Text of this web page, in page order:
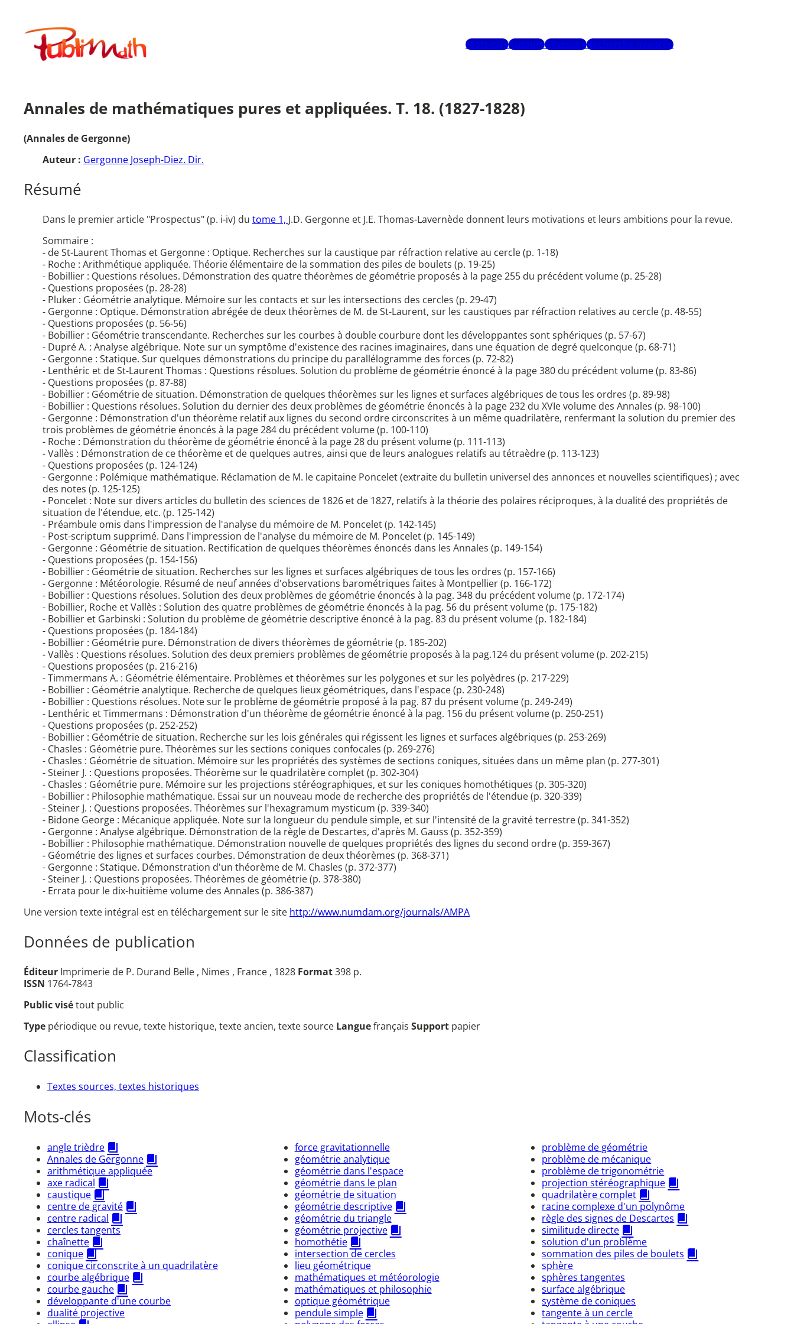
contenuPublimath
Mots-clésAuteursGlossaireRecherche avancée
Annales de mathématiques pures et appliquées. T. 18. (1827-1828)
(Annales de Gergonne)
Auteur : Gergonne Joseph-Diez. Dir.
Résumé
Dans le premier article "Prospectus" (p. i-iv) du tome 1, J.D. Gergonne et J.E. Thomas-Lavernède donnent leurs motivations et leurs ambitions pour la revue.
Sommaire :
- de St-Laurent Thomas et Gergonne : Optique. Recherches sur la caustique par réfraction relative au cercle (p. 1-18)
- Roche : Arithmétique appliquée. Théorie élémentaire de la sommation des piles de boulets (p. 19-25)
- Bobillier : Questions résolues. Démonstration des quatre théorèmes de géométrie proposés à la page 255 du précédent volume (p. 25-28)
- Questions proposées (p. 28-28)
- Pluker : Géométrie analytique. Mémoire sur les contacts et sur les intersections des cercles (p. 29-47)
- Gergonne : Optique. Démonstration abrégée de deux théorèmes de M. de St-Laurent, sur les caustiques par réfraction relatives au cercle (p. 48-55)
- Questions proposées (p. 56-56)
- Bobillier : Géométrie transcendante. Recherches sur les courbes à double courbure dont les développantes sont sphériques (p. 57-67)
- Dupré A. : Analyse algébrique. Note sur un symptôme d'existence des racines imaginaires, dans une équation de degré quelconque (p. 68-71)
- Gergonne : Statique. Sur quelques démonstrations du principe du parallélogramme des forces (p. 72-82)
- Lenthéric et de St-Laurent Thomas : Questions résolues. Solution du problème de géométrie énoncé à la page 380 du précédent volume (p. 83-86)
- Questions proposées (p. 87-88)
- Bobillier : Géométrie de situation. Démonstration de quelques théorèmes sur les lignes et surfaces algébriques de tous les ordres (p. 89-98)
- Bobillier : Questions résolues. Solution du dernier des deux problèmes de géométrie énoncés à la page 232 du XVIe volume des Annales (p. 98-100)
- Gergonne : Démonstration d'un théorème relatif aux lignes du second ordre circonscrites à un même quadrilatère, renfermant la solution du premier des
trois problèmes de géométrie énoncés à la page 284 du précédent volume (p. 100-110)
- Roche : Démonstration du théorème de géométrie énoncé à la page 28 du présent volume (p. 111-113)
- Vallès : Démonstration de ce théorème et de quelques autres, ainsi que de leurs analogues relatifs au tétraèdre (p. 113-123)
- Questions proposées (p. 124-124)
- Gergonne : Polémique mathématique. Réclamation de M. le capitaine Poncelet (extraite du bulletin universel des annonces et nouvelles scientifiques) ; avec
des notes (p. 125-125)
- Poncelet : Note sur divers articles du bulletin des sciences de 1826 et de 1827, relatifs à la théorie des polaires réciproques, à la dualité des propriétés de
situation de l'étendue, etc. (p. 125-142)
- Préambule omis dans l'impression de l'analyse du mémoire de M. Poncelet (p. 142-145)
- Post-scriptum supprimé. Dans l'impression de l'analyse du mémoire de M. Poncelet (p. 145-149)
- Gergonne : Géométrie de situation. Rectification de quelques théorèmes énoncés dans les Annales (p. 149-154)
- Questions proposées (p. 154-156)
- Bobillier : Géométrie de situation. Recherches sur les lignes et surfaces algébriques de tous les ordres (p. 157-166)
- Gergonne : Météorologie. Résumé de neuf années d'observations barométriques faites à Montpellier (p. 166-172)
- Bobillier : Questions résolues. Solution des deux problèmes de géométrie énoncés à la pag. 348 du précédent volume (p. 172-174)
- Bobillier, Roche et Vallès : Solution des quatre problèmes de géométrie énoncés à la pag. 56 du présent volume (p. 175-182)
- Bobillier et Garbinski : Solution du problème de géométrie descriptive énoncé à la pag. 83 du présent volume (p. 182-184)
- Questions proposées (p. 184-184)
- Bobillier : Géométrie pure. Démonstration de divers théorèmes de géométrie (p. 185-202)
- Vallès : Questions résolues. Solution des deux premiers problèmes de géométrie proposés à la pag.124 du présent volume (p. 202-215)
- Questions proposées (p. 216-216)
- Timmermans A. : Géométrie élémentaire. Problèmes et théorèmes sur les polygones et sur les polyèdres (p. 217-229)
- Bobillier : Géométrie analytique. Recherche de quelques lieux géométriques, dans l'espace (p. 230-248)
- Bobillier : Questions résolues. Note sur le problème de géométrie proposé à la pag. 87 du présent volume (p. 249-249)
- Lenthéric et Timmermans : Démonstration d'un théorème de géométrie énoncé à la pag. 156 du présent volume (p. 250-251)
- Questions proposées (p. 252-252)
- Bobillier : Géométrie de situation. Recherche sur les lois générales qui régissent les lignes et surfaces algébriques (p. 253-269)
- Chasles : Géométrie pure. Théorèmes sur les sections coniques confocales (p. 269-276)
- Chasles : Géométrie de situation. Mémoire sur les propriétés des systèmes de sections coniques, situées dans un même plan (p. 277-301)
- Steiner J. : Questions proposées. Théorème sur le quadrilatère complet (p. 302-304)
- Chasles : Géométrie pure. Mémoire sur les projections stéréographiques, et sur les coniques homothétiques (p. 305-320)
- Bobillier : Philosophie mathématique. Essai sur un nouveau mode de recherche des propriétés de l'étendue (p. 320-339)
- Steiner J. : Questions proposées. Théorèmes sur l'hexagramum mysticum (p. 339-340)
- Bidone George : Mécanique appliquée. Note sur la longueur du pendule simple, et sur l'intensité de la gravité terrestre (p. 341-352)
- Gergonne : Analyse algébrique. Démonstration de la règle de Descartes, d'après M. Gauss (p. 352-359)
- Bobillier : Philosophie mathématique. Démonstration nouvelle de quelques propriétés des lignes du second ordre (p. 359-367)
- Géométrie des lignes et surfaces courbes. Démonstration de deux théorèmes (p. 368-371)
- Gergonne : Statique. Démonstration d'un théorème de M. Chasles (p. 372-377)
- Steiner J. : Questions proposées. Théorèmes de géométrie (p. 378-380)
- Errata pour le dix-huitième volume des Annales (p. 386-387)
Une version texte intégral est en téléchargement sur le site http://www.numdam.org/journals/AMPA
Données de publication
Éditeur Imprimerie de P. Durand Belle , Nimes , France , 1828 Format398 p.
ISSN 1764-7843
Public visétout public
Type périodique ou revue, texte historique, texte ancien, texte source Languefrançais Support papier
Classification
Textes sources, textes historiques
Mots-clés
angle trièdre
Annales de Gergonne
arithmétique appliquée
axe radical
caustique
centre de gravité
centre radical
cercles tangents
chaînette
conique
conique circonscrite à un quadrilatère
courbe algébrique
courbe gauche
développante d'une courbe
dualité projective
force gravitationnelle
géométrie analytique
géométrie dans l'espace
géométrie dans le plan
géométrie de situation
géométrie descriptive
géométrie du triangle
géométrie projective
homothétie
intersection de cercles
lieu géométrique
mathématiques et météorologie
mathématiques et philosophie
optique géométrique
pendule simple
problème de géométrie
problème de mécanique
problème de trigonométrie
projection stéréographique
quadrilatère complet
racine complexe d'un polynôme
règle des signes de Descartes
similitude directe
solution d'un problème
sommation des piles de boulets
sphère
sphères tangentes
surface algébrique
système de coniques
tangente à un cercle